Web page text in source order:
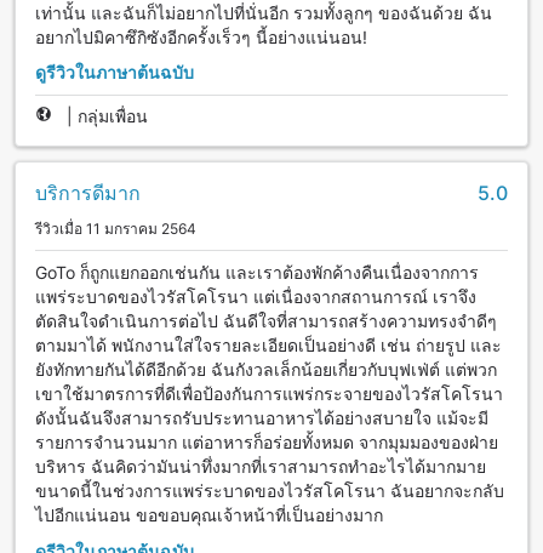
เท่านั้น และฉันก็ไม่อยากไปที่นั่นอีก รวมทั้งลูกๆ ของฉันด้วย ฉัน
อยากไปมิคาซึกิซังอีกครั้งเร็วๆ นี้อย่างแน่นอน!
ดูรีวิวในภาษาต้นฉบับ
กลุ่มเพื่อน
บริการดีมาก 5.0
รีวิวเมื่อ 11 มกราคม 2564
GoTo ก็ถูกแยกออกเช่นกัน และเราต้องพักค้างคืนเนื่องจากการ
แพร่ระบาดของไวรัสโคโรนา แต่เนื่องจากสถานการณ์ เราจึง
ตัดสินใจดำเนินการต่อไป ฉันดีใจที่สามารถสร้างความทรงจำดีๆ
ตามมาได้ พนักงานใส่ใจรายละเอียดเป็นอย่างดี เช่น ถ่ายรูป และ
ยังทักทายกันได้ดีอีกด้วย ฉันกังวลเล็กน้อยเกี่ยวกับบุฟเฟ่ต์ แต่พวก
เขาใช้มาตรการที่ดีเพื่อป้องกันการแพร่กระจายของไวรัสโคโรนา
ดังนั้นฉันจึงสามารถรับประทานอาหารได้อย่างสบายใจ แม้จะมี
รายการจำนวนมาก แต่อาหารก็อร่อยทั้งหมด จากมุมมองของฝ่าย
บริหาร ฉันคิดว่ามันน่าทึ่งมากที่เราสามารถทำอะไรได้มากมาย
ขนาดนี้ในช่วงการแพร่ระบาดของไวรัสโคโรนา ฉันอยากจะกลับ
ไปอีกแน่นอน ขอขอบคุณเจ้าหน้าที่เป็นอย่างมาก